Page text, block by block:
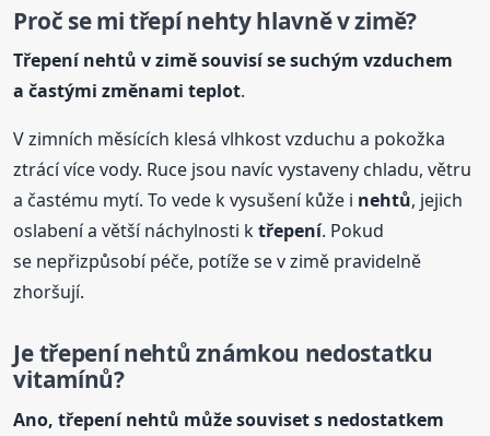
Proč se mi třepí nehty hlavně v zimě?
Třepení nehtů v zimě souvisí se suchým vzduchem
a častými změnami teplot.
V zimních měsících klesá vlhkost vzduchu a pokožka
ztrácí více vody. Ruce jsou navíc vystaveny chladu, větru
a častému mytí. To vede k vysušení kůže i nehtů, jejich
oslabení a větší náchylnosti ktřepení. Pokud
se nepřizpůsobí péče, potíže se v zimě pravidelně
zhoršují.
Jetřepení nehtů známkou nedostatku
vitamínů?
Ano,třepení nehtů může souviset s nedostatkem